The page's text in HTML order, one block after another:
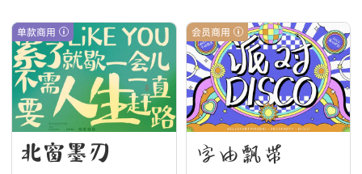
单款商用
北窗墨刃
会员商用
字由飘带